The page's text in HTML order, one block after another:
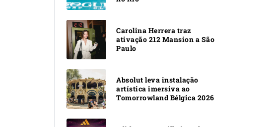
Carolina Herrera traz
ativação 212 Mansion a São
Paulo
Absolut leva instalação
artística imersiva ao
Tomorrowland Bélgica 2026